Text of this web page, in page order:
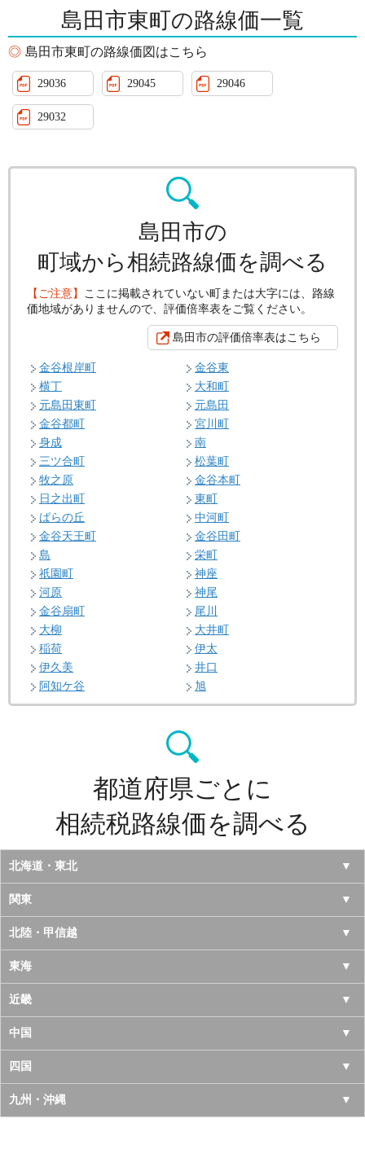
島田市東町の路線価一覧
島田市東町の路線価図はこちら
29036 29045 29046
29032
島田市の
町域から相続路線価を調べる
【ご注意】 ここに掲載されていない町または大字には、路線
価地域がありませんので、評価倍率表をご覧ください。
島田市の評価倍率表はこちら
金谷根岸町
金谷東
横丁
大和町
元島田東町
元島田
金谷都町
宮川町
身成
南
三ツ合町
松葉町
牧之原
金谷本町
日之出町
東町
ばらの丘
中河町
金谷天王町
金谷田町
島
栄町
祇園町
神座
河原
神尾
金谷扇町
尾川
大柳
大井町
稲荷
伊太
伊久美
井口
阿知ケ谷
旭
都道府県ごとに
相続税路線価を調べる
北海道・東北
北海道
青森県
岩手県
宮城県
秋田県
山形県
福島県
関東
東京都
神奈川県
千葉県
埼玉県
茨城県
栃木県
北陸・甲信越
山梨県
長野県
新潟県
富山県
石川県
東海
愛知県
岐阜県
三重県
静岡県
近畿
大阪府
京都府
兵庫県
中国
鳥取県
島根県
四国
徳島県
九州・沖縄